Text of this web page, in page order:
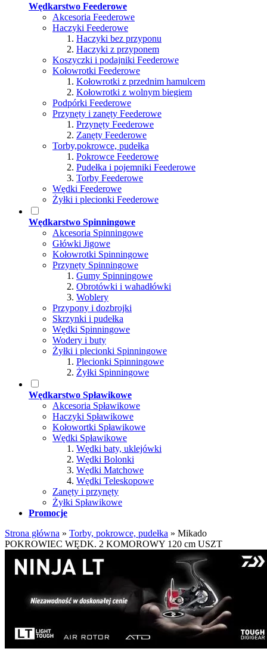
Wędkarstwo Feederowe
Akcesoria Feederowe
Haczyki Feederowe
Haczyki bez przyponu
Haczyki z przyponem
Koszyczki i podajniki Feederowe
Kołowrotki Feederowe
Kołowrotki z przednim hamulcem
Kołowrotki z wolnym biegiem
Podpórki Feederowe
Przynęty i zanęty Feederowe
Przynęty Feederowe
Zanęty Feederowe
Torby,pokrowce, pudełka
Pokrowce Feederowe
Pudełka i pojemniki Feederowe
Torby Feederowe
Wędki Feederowe
Żyłki i plecionki Feederowe
Wędkarstwo Spinningowe
Akcesoria Spinningowe
Główki Jigowe
Kołowrotki Spinningowe
Przynęty Spinningowe
Gumy Spinningowe
Obrotówki i wahadłówki
Woblery
Przypony i dozbrojki
Skrzynki i pudełka
Wędki Spinningowe
Wodery i buty
Żyłki i plecionki Spinningowe
Plecionki Spinningowe
Żyłki Spinningowe
Wędkarstwo Spławikowe
Akcesoria Spławikowe
Haczyki Spławikowe
Kołowortki Spławikowe
Wędki Spławikowe
Wędki baty, uklejówki
Wędki Bolonki
Wędki Matchowe
Wędki Teleskopowe
Zanęty i przynęty
Żyłki Spławikowe
Promocje
Strona główna » Torby, pokrowce, pudełka » Mikado
POKROWIEC WĘDK. 2 KOMOROWY 120 cm USZT